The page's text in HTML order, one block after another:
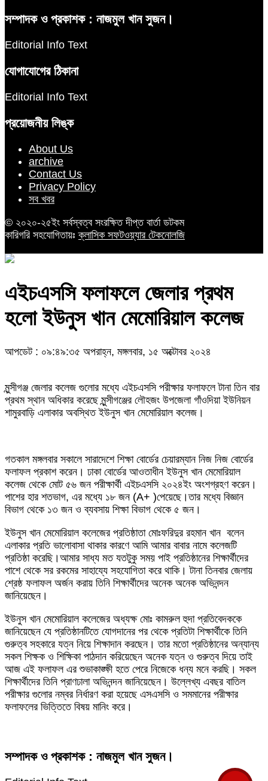
সম্পাদক ও প্রকাশক : নাজমুল খান সুজন।
Editorial Info Text
যোগাযোগের ঠিকানা
Editorial Info Text
প্রয়োজনীয় লিঙ্ক
About Us
archive
Contact Us
Privacy Policy
সব খবর
© ২০২০-২৫ইং সর্বস্বত্ব সংরক্ষিত দীপ্ত বার্তা ডটকম
কারিগরি সহযোগিতায়ঃক্লাসিক সফটওয়্যার টেকনোলজি
এইচএসসি ফলাফলে জেলার প্রথম
হলো ইউনুস খান মেমোরিয়াল কলেজ
আপডেট : ০৯:৪৯:৩৫ অপরাহ্ন, মঙ্গলবার, ১৫ অক্টোবর ২০২৪
মুন্সীগঞ্জ জেলার কলেজ গুলোর মধ্যে এইচএসসি পরীক্ষার ফলাফলে টানা তিন বার
প্রথম স্থান অধিকার করেছে মুন্সীগঞ্জের লৌহজং উপজেলা গাঁওদিয়া ইউনিয়ন
শামুরবাড়ি এলাকার অবস্থিত ইউনুস খান মেমোরিয়াল কলেজ।
গতকাল মঙ্গলবার সকালে সারাদেশে শিক্ষা বোর্ডের চেয়ারম্যান নিজ নিজ বোর্ডের
ফলাফল প্রকাশ করেন। ঢাকা বোর্ডের আওতাধীন ইউনুস খান মেমোরিয়াল
কলেজ থেকে মোট ৫৬ জন পরীক্ষার্থী এইচএসসি ২০২৪ইং অংশগ্রহণ করেন।
পাশের হার শতভাগ, এর মধ্যে ১৮ জন (A+ )পেয়েছে।তার মধ্যে বিজ্ঞান
বিভাগ থেকে ১৩ জন ও ব্যবসায় শিক্ষা বিভাগ থেকে ৫ জন।
ইউনুস খান মেমোরিয়াল কলেজের প্রতিষ্ঠাতা মোঃফরিদুর রহমান খান বলেন
এলাকার প্রতি ভালোবাসা থাকার কারণে আমি আমার বাবার নামে কলেজটি
প্রতিষ্ঠা করেছি।আমার সাধ্য মত যতটুকু সময় পাই প্রতিষ্ঠানের শিক্ষার্থীদের
পাশে থেকে সর রকমের সাহায্যে সহযোগিতা করে থাকি। টানা তিনবার জেলায়
শ্রেষ্ঠ ফলাফল অর্জন করায় তিনি শিক্ষার্থীদের অনেক অনেক অভিনন্দন
জানিয়েছেন।
ইউনুস খান মেমোরিয়াল কলেজের অধ্যক্ষ মোঃ কামরুল হুদা প্রতিবেদককে
জানিয়েছেন যে প্রতিষ্ঠানটিতে যোগদানের পর থেকে প্রতিটা শিক্ষার্থীকে তিনি
গুরুত্ব সহকারে যত্ন নিয়ে শিক্ষাদান করছেন। তার মতো প্রতিষ্ঠানের অন্যান্য
সকল শিক্ষক ও শিক্ষিকা পাঠদান করিয়েছেন অনেক যত্ন ও গুরুত্ব দিয়ে তাই
আজ এই ফলাফল এর শুভাকাঙ্ক্ষী হতে পেরে নিজেকে ধন্য মনে করছি। সকল
শিক্ষার্থীদের তিনি প্রাণঢালা অভিনন্দন জানিয়েছেন। উল্লেখ্য এবছর বাতিল
পরীক্ষার গুলোর নম্বর নির্ধারণ করা হয়েছে এসএসসি ও সমমানের পরীক্ষার
ফলাফলের ভিত্তিতে বিষয় মানিং করে।
সম্পাদক ও প্রকাশক : নাজমুল খান সুজন।